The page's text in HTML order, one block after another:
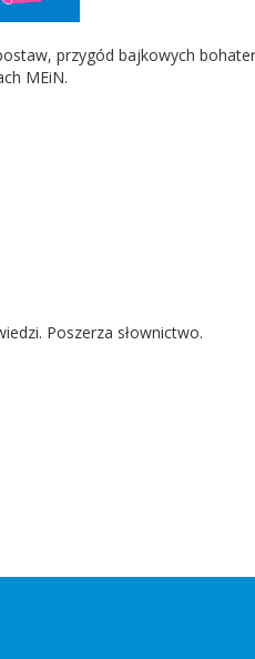
przygód bajkowych
MEiN.
Poszerza słownictwo.